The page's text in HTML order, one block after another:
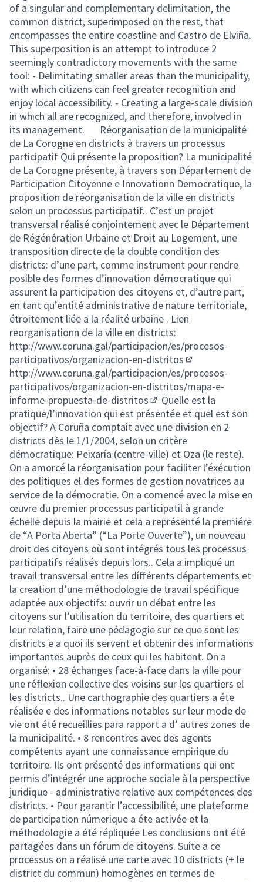
of a singular and complementary delimitation, the
common district, superimposed on the rest, that
encompasses the entire coastline and Castro de Elviña.
This superposition is an attempt to introduce 2
seemingly contradictory movements with the same
tool: - Delimitating smaller areas than the municipality,
with which citizens can feel greater recognition and
enjoy local accessibility. - Creating a large-scale division
in which all are recognized, and therefore, involved in
its management. Réorganisation de la municipalité
de La Corogne en districts à travers un processus
participatif Qui présente la proposition? La municipalité
de La Corogne présente, à travers son Département de
Participation Citoyenne e Innovationn Democratique, la
proposition de réorganisation de la ville en districts
selon un processus participatif.. C’est un projet
transversal réalisé conjointement avec le Département
de Régénération Urbaine et Droit au Logement, une
transposition directe de la double condition des
districts: d’une part, comme instrument pour rendre
posible des formes d’innovation démocratique qui
assurent la participation des citoyens et, d’autre part,
en tant qu’entité administrative de nature territoriale,
étroitement liée a la réalité urbaine . Lien
reorganisationn de la ville en districts:
http://www.coruna.gal/participacion/es/procesos-
participativos/organizacion-en-distritos
(External link)
http://www.coruna.gal/participacion/es/procesos-
participativos/organizacion-en-distritos/mapa-e-
informe-propuesta-de-distritos
(External link)
Quelle est la
pratique/l’innovation qui est présentée et quel est son
objectif? A Coruña comptait avec une division en 2
districts dès le 1/1/2004, selon un critère
démocratique: Peixaría (centre-ville) et Oza (le reste).
On a amorcé la réorganisation pour faciliter l’éxécution
des polítiques el des formes de gestion novatrices au
service de la démocratie. On a comencé avec la mise en
œuvre du premier processus participatil à grande
échelle depuis la mairie et cela a représenté la premiére
de “A Porta Aberta” (“La Porte Ouverte”), un nouveau
droit des citoyens où sont intégrés tous les processus
participatifs réalisés depuis lors.. Cela a impliqué un
travail transversal entre les dífférents départements et
la creation d’une méthodologie de travail spécifique
adaptée aux objectifs: ouvrir un débat entre les
citoyens sur l’utilisation du territoire, des quartiers et
leur relation, faire une pédagogie sur ce que sont les
districts e a quoi ils servent et obtenir des informations
importantes auprès de ceux qui les habitent. On a
organisé: • 28 échanges face-à-face dans la ville pour
une réflexion collective des voisins sur les quartiers el
les districts.. Une carthographie des quartiers a éte
réalisée e des informations notables sur leur mode de
vie ont été recueillies para rapport a d’ autres zones de
la municipalité. • 8 rencontres avec des agents
compétents ayant une connaissance empirique du
territoire. Ils ont présenté des informations qui ont
permis d’intégrér une approche sociale à la perspective
juridique - administrative relative aux compétences des
districts. • Pour garantir l’accessibilité, une plateforme
de participation númerique a éte activée et la
méthodologie a été répliquée Les conclusions ont été
partagées dans un fórum de citoyens. Suite a ce
processus on a réalisé une carte avec 10 districts (+ le
district du commun) homogènes en termes de